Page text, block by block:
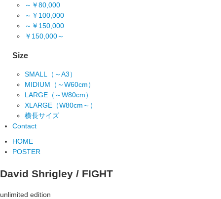
～￥80,000
～￥100,000
～￥150,000
￥150,000～
Size
SMALL（～A3）
MIDIUM（～W60cm）
LARGE（～W80cm）
XLARGE（W80cm～）
横長サイズ
Contact
HOME
POSTER
David Shrigley / FIGHT
unlimited edition